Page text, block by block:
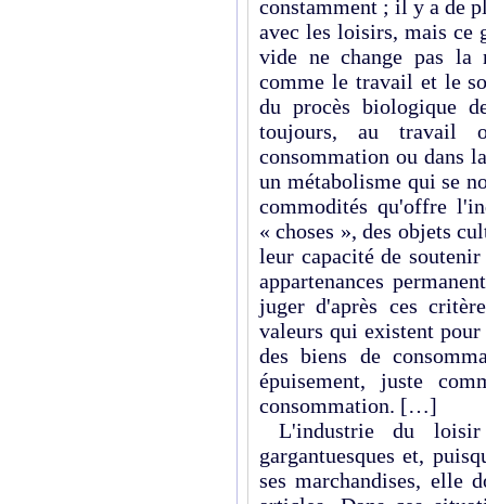
constamment ; il y a de
avec les loisirs, mais ce
vide ne change pas la
comme le travail et le
du procès biologique
toujours, au travail
consommation ou dans
un métabolisme qui se
commodités qu'offre
« choses », des objets
leur capacité de
appartenances
juger d'après ces
valeurs qui existent
des biens de
épuisement, juste
consommation. […]
L'industrie du loisir
gargantuesques et,
ses marchandises, elle